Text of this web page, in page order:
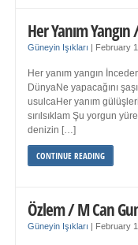
Her Yanım
Güneyin Işıkları February
Her yanım yangın
DünyaNe yapacağını
usulcaHer yanım
sırılsıklam Şu yorgun
denizin […]
CONTINUE READING
Özlem / M Can
Güneyin Işıkları February